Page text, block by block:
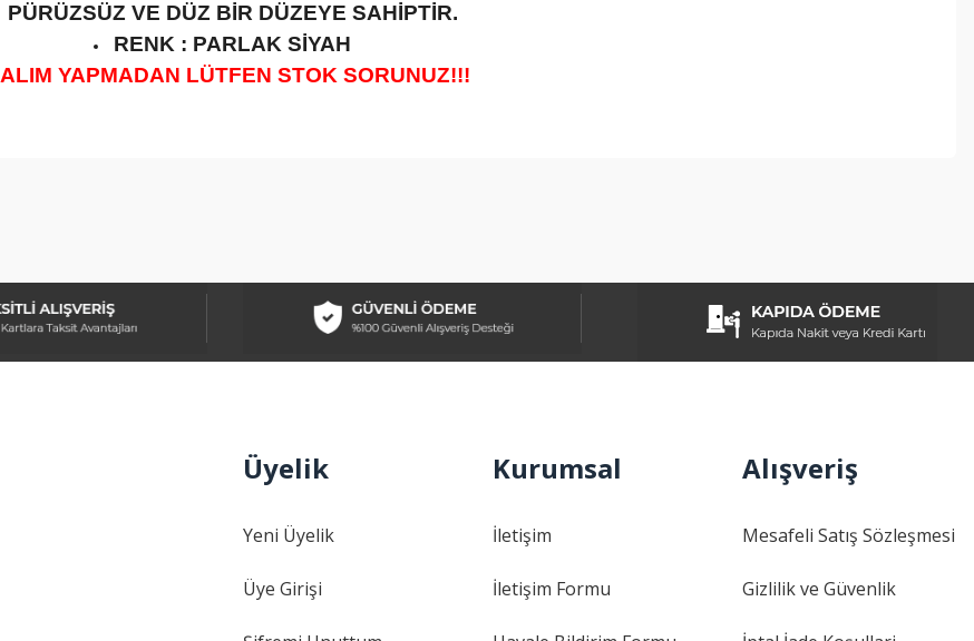
PÜRÜZSÜZ VE DÜZ BİR DÜZEYE SAHİPTİR.
RENK : PARLAK SİYAH
ALIM YAPMADAN LÜTFEN STOK SORUNUZ!!!
Üyelik
Yeni Üyelik
Üye Girişi
Kurumsal
İletişim
İletişim Formu
Alışveriş
Mesafeli Satış Sözleşmesi
Gizlilik ve Güvenlik